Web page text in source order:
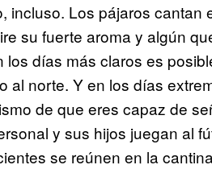
incluso. Los pájaros
su fuerte aroma y algún
los días más claros es
al norte. Y en los días
de que eres capaz de
y sus hijos juegan al
se reúnen en la